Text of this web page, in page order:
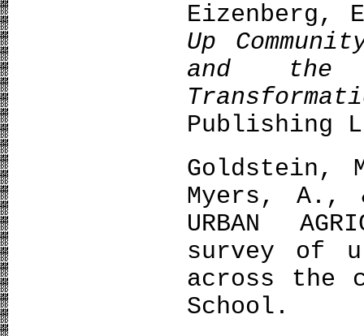
Up
and
Publishing
Goldstein,
Myers,
URBAN
survey of
across the
School.